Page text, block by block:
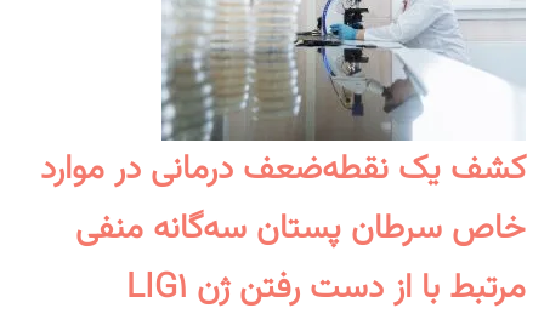
کشف یک نقطه‌ضعف درمانی در موارد
خاص سرطان پستان سه‌گانه منفی
مرتبط با از دست رفتن ژن LIG۱